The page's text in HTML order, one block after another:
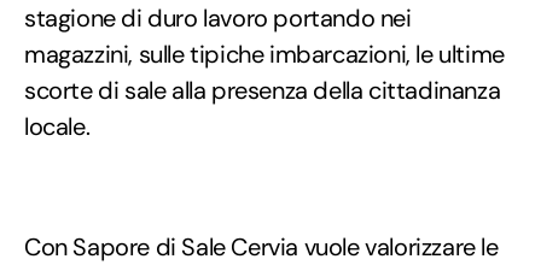
stagione di duro lavoro portando nei
magazzini, sulle tipiche imbarcazioni, le ultime
scorte di sale alla presenza della cittadinanza
locale.
Con Sapore di Sale Cervia vuole valorizzare le